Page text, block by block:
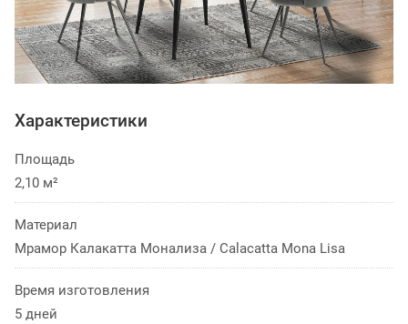
Характеристики
Площадь
2,10 м²
Материал
Мрамор Калакатта Монализа / Calacatta Mona Lisa
Время изготовления
5 дней